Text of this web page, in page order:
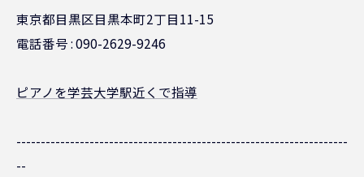
東京都目黒区目黒本町2丁目11-15
電話番号 : 090-2629-9246
ピアノを学芸大学駅近くで指導
--------------------------------------------------------------------
--